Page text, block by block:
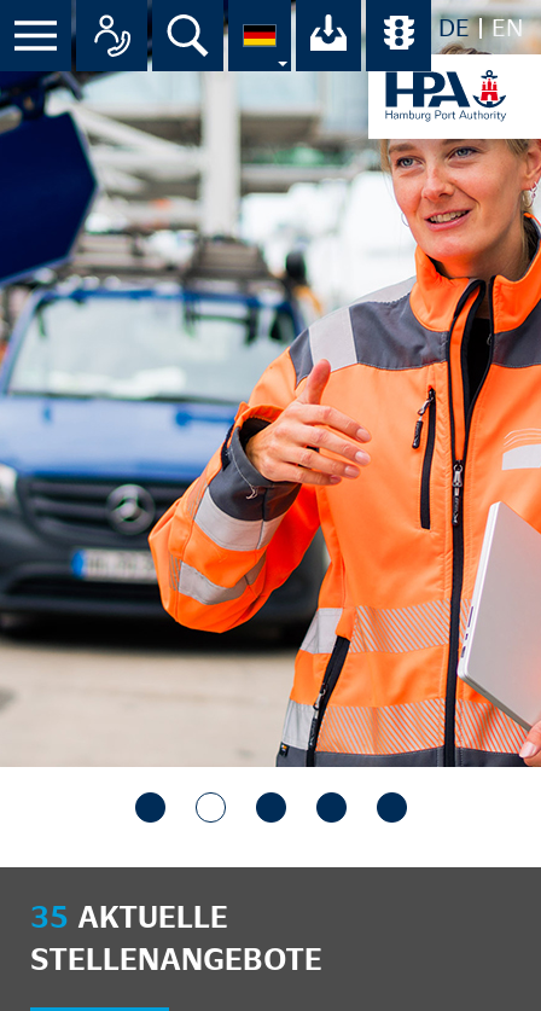
DE EN
Menü Alle Ansprechpartner im
Suche Ihr Download-
35 AKTUELLE
STELLENANGEBOTE